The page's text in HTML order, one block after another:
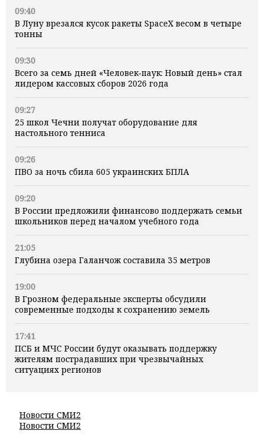
09:40
В Луну врезался кусок ракеты SpaceX весом в четыре
тонны
09:30
Всего за семь дней «Человек‑паук: Новый день» стал
лидером кассовых сборов 2026 года
09:27
25 школ Чечни получат оборудование для
настольного тенниса
09:26
ПВО за ночь сбила 605 украинских БПЛА
09:20
В России предложили финансово поддержать семьи
школьников перед началом учебного года
21:05
Глубина озера Галанчож составила 35 метров
19:00
В Грозном федеральные эксперты обсудили
современные подходы к сохранению земель
17:41
ПСБ и МЧС России будут оказывать поддержку
жителям пострадавших при чрезвычайных
ситуациях регионов
Новости СМИ2
Новости СМИ2